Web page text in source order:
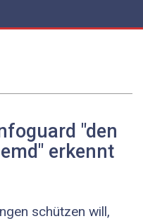
"den
erkennt
schützen will,